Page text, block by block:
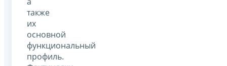
также
их
основной
функциональный
профиль.